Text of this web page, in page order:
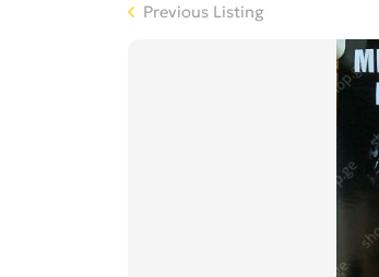
Previous Listing